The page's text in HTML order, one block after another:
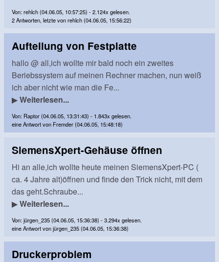
Von: rehlch (04.06.05, 10:57:25) - 2.124x gelesen.
2 Antworten, letzte von rehlch (04.06.05, 15:56:22)
Aufteilung von Festplatte
hallo @ all,ich wollte mir bald noch ein zweites
Beriebssystem auf meinen Rechner machen, nun weiß
ich aber nicht wie man die Fe...
▶Weiterlesen...
Von: Raptor (04.06.05, 13:31:43) - 1.843x gelesen.
eine Antwort von Fremder (04.06.05, 15:48:18)
SiemensXpert-Gehäuse öffnen
Hi an alle,ich wollte heute meinen SiemensXpert-PC (
ca. 4 Jahre alt)öffnen und finde den Trick nicht, mit dem
das geht.Schraube...
▶Weiterlesen...
Von: jürgen_235 (04.06.05, 15:36:38) - 3.294x gelesen.
eine Antwort von jürgen_235 (04.06.05, 15:36:38)
Druckerproblem